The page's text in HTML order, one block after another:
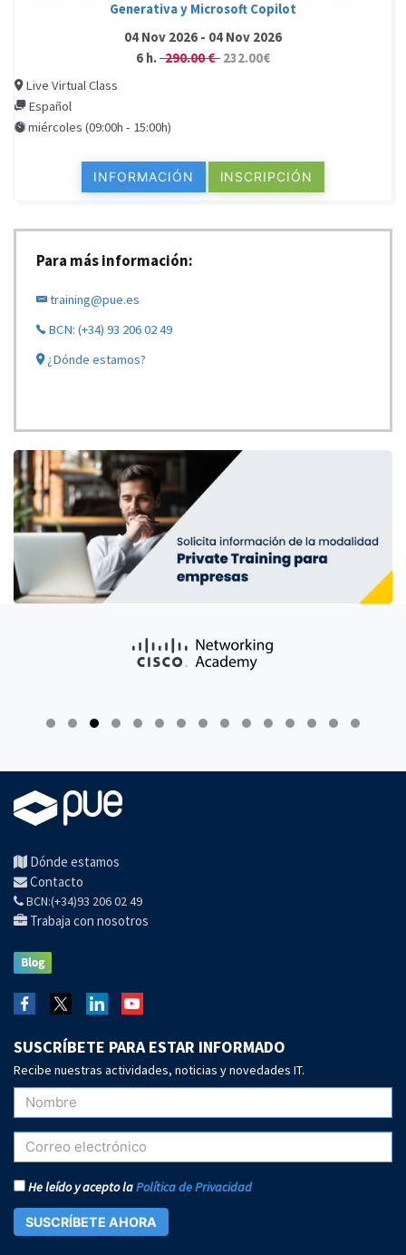
Generativa y Microsoft Copilot
04 Nov 2026 - 04 Nov 2026
6 h.290.00 € 232.00€
Live Virtual Class
Español
miércoles (09:00h - 15:00h)
INFORMACIÓN INSCRIPCIÓN
Para más información:
training@pue.es
BCN: (+34) 93 206 02 49
¿Dónde estamos?
Dónde estamos
Contacto
BCN:(+34)93 206 02 49
Trabaja con nosotros
SUSCRÍBETE PARA ESTAR INFORMADO
Recibe nuestras actividades, noticias y novedades IT.
He leído y acepto laPolítica de Privacidad
SUSCRÍBETE AHORA